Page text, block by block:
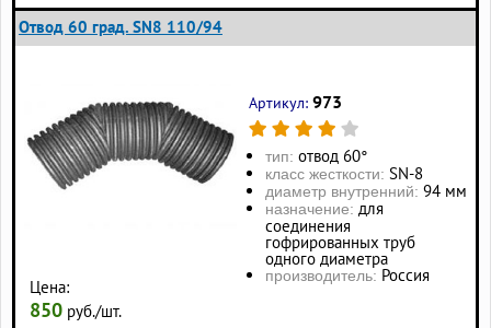
Отвод 60 град. SN8 110/94
Цена:
850 руб./шт.
Артикул: 973
тип: отвод 60°
класс жесткости: SN-8
диаметр внутренний: 94 мм
назначение: для
соединения
гофрированных труб
одного диаметра
производитель: Россия